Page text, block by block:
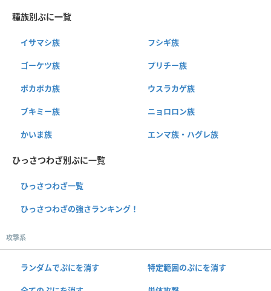
種族別ぷに一覧
イサマシ族 フシギ族
ゴーケツ族 プリチー族
ポカポカ族 ウスラカゲ族
ブキミー族 ニョロロン族
かいま族 エンマ族・ハグレ族
ひっさつわざ別ぷに一覧
ひっさつわざ一覧
ひっさつわざの強さランキング！
攻撃系
ランダムでぷにを消す 特定範囲のぷにを消す